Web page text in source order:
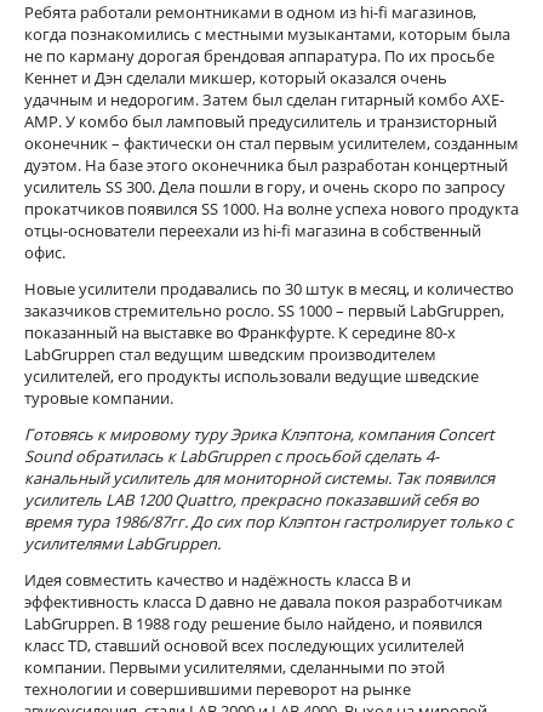
Ребята работали ремонтниками в одном из hi-fi магазинов,
когда познакомились с местными музыкантами, которым была
не по карману дорогая брендовая аппаратура. По их просьбе
Кеннет и Дэн сделали микшер, который оказался очень
удачным и недорогим. Затем был сделан гитарный комбо AXE-
AMP. У комбо был ламповый предусилитель и транзисторный
оконечник – фактически он стал первым усилителем, созданным
дуэтом. На базе этого оконечника был разработан концертный
усилитель SS 300. Дела пошли в гору, и очень скоро по запросу
прокатчиков появился SS 1000. На волне успеха нового продукта
отцы-основатели переехали из hi-fi магазина в собственный
офис.
Новые усилители продавались по 30 штук в месяц, и количество
заказчиков стремительно росло. SS 1000 – первый LabGruppen,
показанный на выставке во Франкфурте. К середине 80-х
LabGruppen стал ведущим шведским производителем
усилителей, его продукты использовали ведущие шведские
туровые компании.
Готовясь к мировому туру Эрика Клэптона, компания Concert
Sound обратилась к LabGruppen с просьбой сделать 4-
канальный усилитель для мониторной системы. Так появился
усилитель LAB 1200 Quattro, прекрасно показавший себя во
время тура 1986/87гг. До сих пор Клэптон гастролирует только с
усилителями LabGruppen.
Идея совместить качество и надёжность класса В и
эффективность класса D давно не давала покоя разработчикам
LabGruppen. В 1988 году решение было найдено, и появился
класс TD, ставший основой всех последующих усилителей
компании. Первыми усилителями, сделанными по этой
технологии и совершившими переворот на рынке